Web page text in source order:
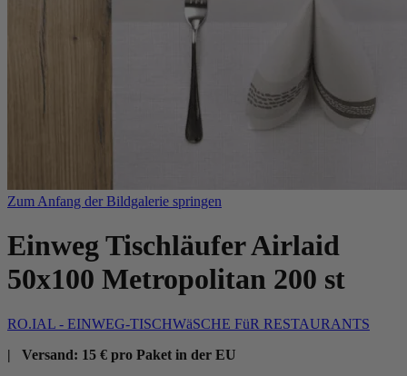
Zum Anfang der Bildgalerie springen
Einweg Tischläufer Airlaid
50x100 Metropolitan 200 st
RO.IAL - EINWEG-TISCHWäSCHE FüR RESTAURANTS
| Versand: 15 € pro Paket in der EU